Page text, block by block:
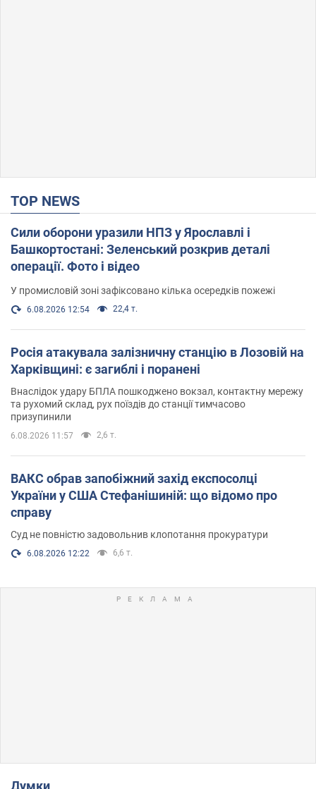
TOP NEWS
Сили оборони уразили НПЗ у Ярославлі і
Башкортостані: Зеленський розкрив деталі
операції. Фото і відео
У промисловій зоні зафіксовано кілька осередків пожежі
6.08.2026 12:54 22,4 т.
Росія атакувала залізничну станцію в Лозовій на
Харківщині: є загиблі і поранені
Внаслідок удару БПЛА пошкоджено вокзал, контактну мережу
та рухомий склад, рух поїздів до станції тимчасово
призупинили
6.08.2026 11:57 2,6 т.
ВАКС обрав запобіжний захід експосолці
України у США Стефанішиній: що відомо про
справу
Суд не повністю задовольнив клопотання прокуратури
6.08.2026 12:22 6,6 т.
Думки